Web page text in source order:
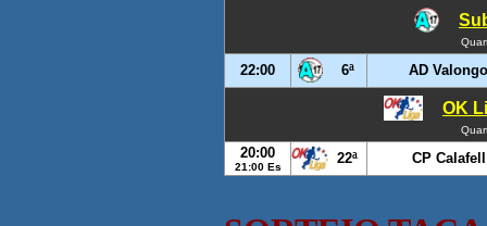
22:00 6ª AD Valongo
OK
20:00
21:00 Es
22ª CP Calafell